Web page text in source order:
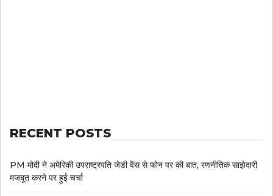
RECENT POSTS
PM मोदी ने अमेरिकी उपराष्ट्रपति जेडी वेंस से फोन पर की बात, रणनीतिक साझेदारी
मजबूत करने पर हुई चर्चा